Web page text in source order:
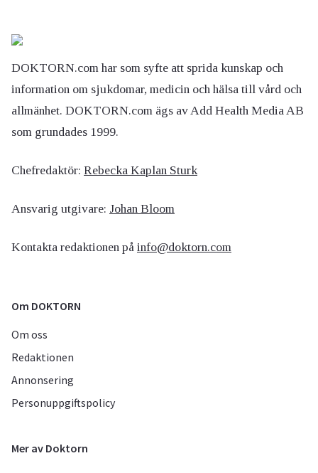
DOKTORN.com har som syfte att sprida kunskap och
information om sjukdomar, medicin och hälsa till vård och
allmänhet. DOKTORN.com ägs av Add Health Media AB
som grundades 1999.
Chefredaktör: Rebecka Kaplan Sturk
Ansvarig utgivare: Johan Bloom
Kontakta redaktionen på info@doktorn.com
Om DOKTORN
Om oss
Redaktionen
Annonsering
Personuppgiftspolicy
Mer av Doktorn